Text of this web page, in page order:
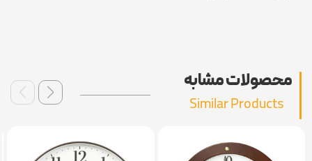
محصولات مشابه
Similar Products